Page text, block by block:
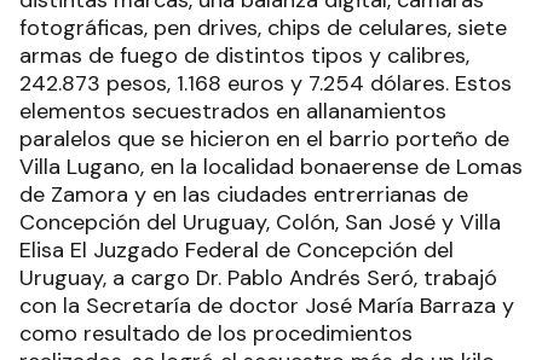
fotográficas, pen drives, chips de celulares, siete
armas de fuego de distintos tipos y calibres,
242.873 pesos, 1.168 euros y 7.254 dólares. Estos
elementos secuestrados en allanamientos
paralelos que se hicieron en el barrio porteño de
Villa Lugano, en la localidad bonaerense de Lomas
de Zamora y en las ciudades entrerrianas de
Concepción del Uruguay, Colón, San José y Villa
Elisa El Juzgado Federal de Concepción del
Uruguay, a cargo Dr. Pablo Andrés Seró, trabajó
con la Secretaría de doctor José María Barraza y
como resultado de los procedimientos